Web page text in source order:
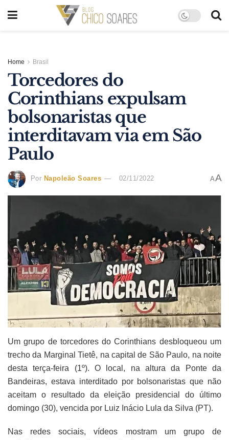
Home Brasil
Torcedores do
Corinthians expulsam
bolsonaristas que
interditavam via em São
Paulo
Por Napoleão Soares 02/11/2022 AA
Um grupo de torcedores do Corinthians desbloqueou um
trecho da Marginal Tietê, na capital de São Paulo, na noite
desta terça-feira (1º). O local, na altura da Ponte da
Bandeiras, estava interditado por bolsonaristas que não
aceitam o resultado da eleição presidencial do último
domingo (30), vencida por Luiz Inácio Lula da Silva (PT).
Nas redes sociais, vídeos mostram um grupo de